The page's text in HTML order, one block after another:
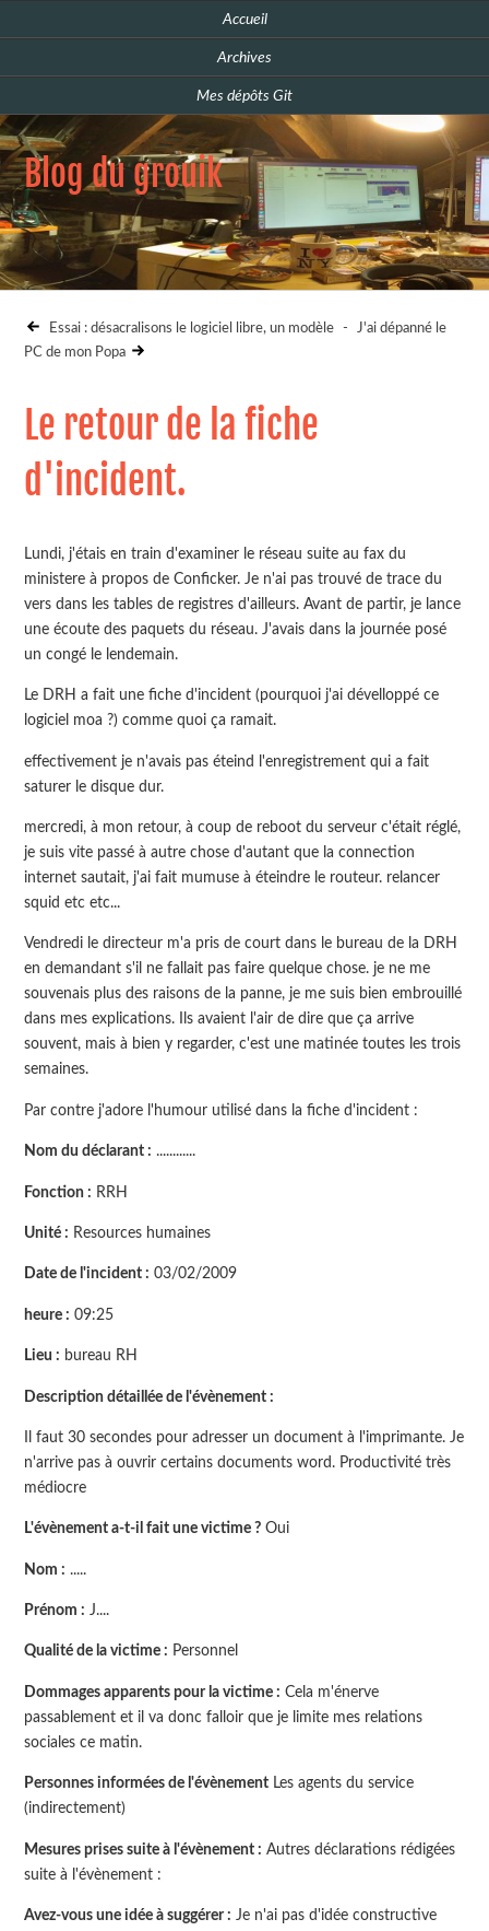
Accueil
Archives
Mes dépôts Git
Blog du grouik
Essai : désacralisons le logiciel libre, un modèle -
J'ai dépanné le
PC de mon Popa
Le retour de la fiche
d'incident.
Lundi, j'étais en train d'examiner le réseau suite au fax du
ministere à propos de Conficker. Je n'ai pas trouvé de trace du
vers dans les tables de registres d'ailleurs. Avant de partir, je lance
une écoute des paquets du réseau. J'avais dans la journée posé
un congé le lendemain.
Le DRH a fait une fiche d'incident (pourquoi j'ai dévelloppé ce
logiciel moa ?) comme quoi ça ramait.
effectivement je n'avais pas éteind l'enregistrement qui a fait
saturer le disque dur.
mercredi, à mon retour, à coup de reboot du serveur c'était réglé,
je suis vite passé à autre chose d'autant que la connection
internet sautait, j'ai fait mumuse à éteindre le routeur. relancer
squid etc etc...
Vendredi le directeur m'a pris de court dans le bureau de la DRH
en demandant s'il ne fallait pas faire quelque chose. je ne me
souvenais plus des raisons de la panne, je me suis bien embrouillé
dans mes explications. Ils avaient l'air de dire que ça arrive
souvent, mais à bien y regarder, c'est une matinée toutes les trois
semaines.
Par contre j'adore l'humour utilisé dans la fiche d'incident :
Nom du déclarant : ............
Fonction : RRH
Unité : Resources humaines
Date de l'incident : 03/02/2009
heure : 09:25
Lieu : bureau RH
Description détaillée de l'évènement :
Il faut 30 secondes pour adresser un document à l'imprimante. Je
n'arrive pas à ouvrir certains documents word. Productivité très
médiocre
L'évènement a-t-il fait une victime ? Oui
Nom : .....
Prénom : J....
Qualité de la victime : Personnel
Dommages apparents pour la victime : Cela m'énerve
passablement et il va donc falloir que je limite mes relations
sociales ce matin.
Personnes informées de l'évènement Les agents du service
(indirectement)
Mesures prises suite à l'évènement : Autres déclarations rédigées
suite à l'évènement :
Avez-vous une idée à suggérer : Je n'ai pas d'idée constructive